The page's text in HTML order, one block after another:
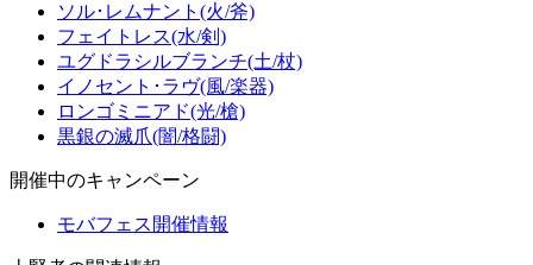
ソル･レムナント(火/斧)
フェイトレス(水/剣)
ユグドラシルブランチ(土/杖)
イノセント･ラヴ(風/楽器)
ロンゴミニアド(光/槍)
黒銀の滅爪(闇/格闘)
開催中のキャンペーン
モバフェス開催情報